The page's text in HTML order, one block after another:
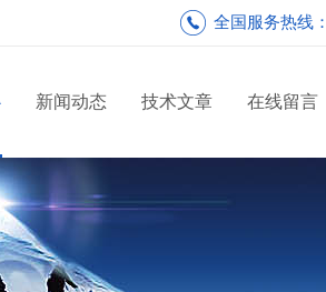
全国服务热线：
新闻动态 技术文章 在线留言